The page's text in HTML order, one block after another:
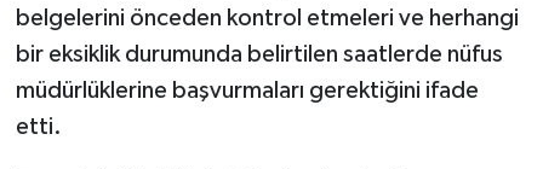
belgelerini önceden kontrol etmeleri ve herhangi
bir eksiklik durumunda belirtilen saatlerde nüfus
müdürlüklerine başvurmaları gerektiğini ifade
etti.